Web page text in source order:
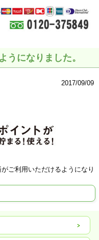
うになりました。
2017/09/09
ご利用いただけるようになり